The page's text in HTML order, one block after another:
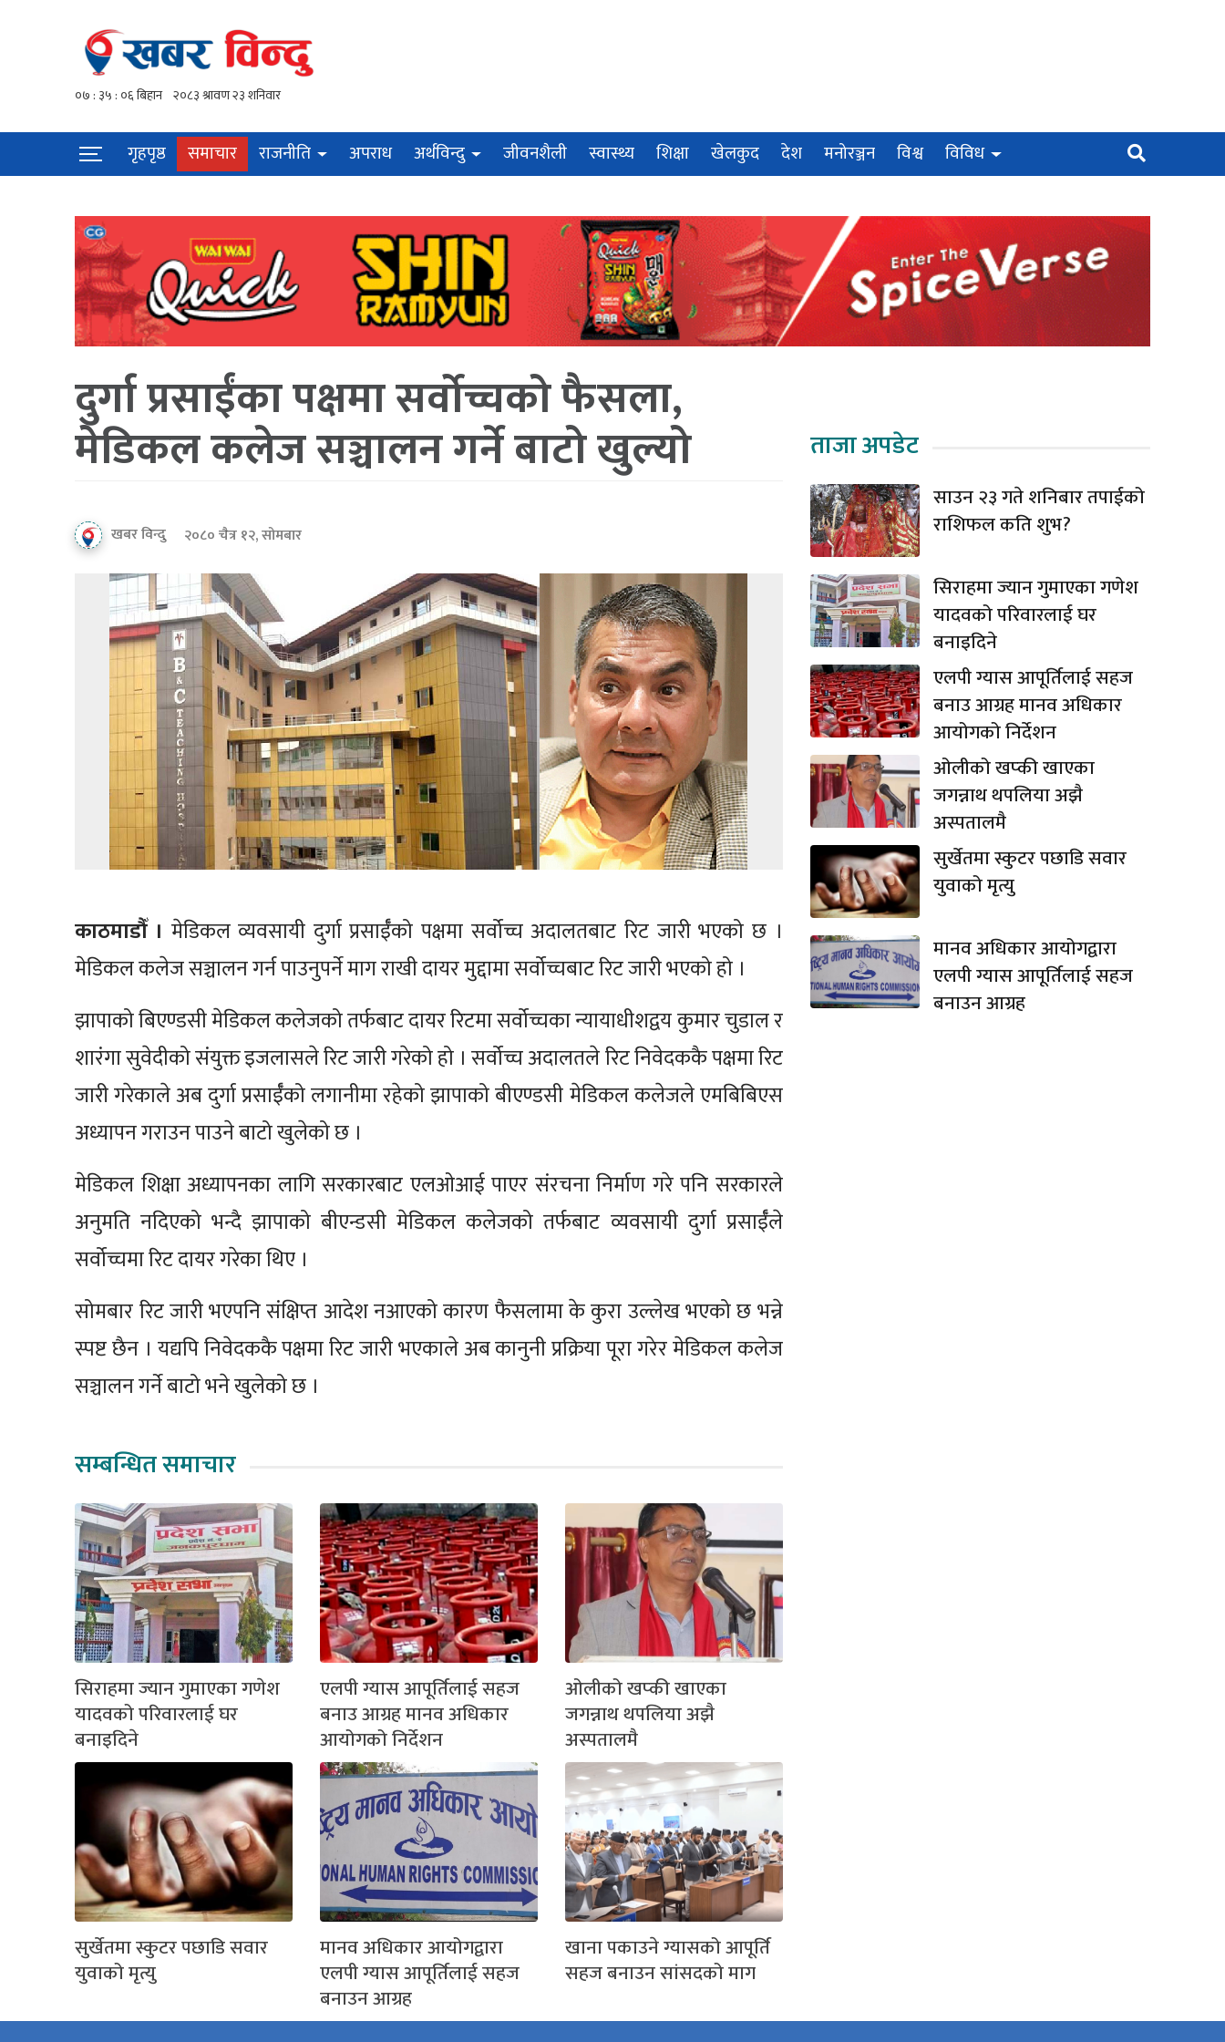
गृहपृष्ठ समाचार राजनीति अपराध अर्थविन्दु जीवनशैली स्वास्थ्य शिक्षा खेलकुद देश मनोरञ्जन विश्व विविध
दुर्गा प्रसाईंका पक्षमा सर्वोच्चको फैसला,
मेडिकल कलेज सञ्चालन गर्ने बाटो खुल्यो
खबर विन्दु २०८० चैत्र १२, सोमबार
काठमाडौँ । मेडिकल व्यवसायी दुर्गा प्रसाईँको पक्षमा सर्वोच्च अदालतबाट रिट जारी भएको छ ।
मेडिकल कलेज सञ्चालन गर्न पाउनुपर्ने माग राखी दायर मुद्दामा सर्वोच्चबाट रिट जारी भएको हो ।
झापाको बिएण्डसी मेडिकल कलेजको तर्फबाट दायर रिटमा सर्वोच्चका न्यायाधीशद्वय कुमार चुडाल र
शारंगा सुवेदीको संयुक्त इजलासले रिट जारी गरेको हो । सर्वोच्च अदालतले रिट निवेदककै पक्षमा रिट
जारी गरेकाले अब दुर्गा प्रसाईँको लगानीमा रहेको झापाको बीएण्डसी मेडिकल कलेजले एमबिबिएस
अध्यापन गराउन पाउने बाटो खुलेको छ ।
मेडिकल शिक्षा अध्यापनका लागि सरकारबाट एलओआई पाएर संरचना निर्माण गरे पनि सरकारले
अनुमति नदिएको भन्दै झापाको बीएन्डसी मेडिकल कलेजको तर्फबाट व्यवसायी दुर्गा प्रसाईँले
सर्वोच्चमा रिट दायर गरेका थिए ।
सोमबार रिट जारी भएपनि संक्षिप्त आदेश नआएको कारण फैसलामा के कुरा उल्लेख भएको छ भन्ने
स्पष्ट छैन । यद्यपि निवेदककै पक्षमा रिट जारी भएकाले अब कानुनी प्रक्रिया पूरा गरेर मेडिकल कलेज
सञ्चालन गर्ने बाटो भने खुलेको छ ।
सम्बन्धित समाचार
सिराहमा ज्यान गुमाएका गणेश
यादवको परिवारलाई घर
बनाइदिने
एलपी ग्यास आपूर्तिलाई सहज
बनाउ आग्रह मानव अधिकार
आयोगको निर्देशन
ओलीको खप्की खाएका
जगन्नाथ थपलिया अझै
अस्पतालमै
सुर्खेतमा स्कुटर पछाडि सवार
युवाको मृत्यु
मानव अधिकार आयोगद्वारा
एलपी ग्यास आपूर्तिलाई सहज
बनाउन आग्रह
खाना पकाउने ग्यासको आपूर्ति
सहज बनाउन सांसदको माग
ताजा अपडेट
साउन २३ गते शनिबार तपाईको
राशिफल कति शुभ?
सिराहमा ज्यान गुमाएका गणेश
यादवको परिवारलाई घर
बनाइदिने
एलपी ग्यास आपूर्तिलाई सहज
बनाउ आग्रह मानव अधिकार
आयोगको निर्देशन
ओलीको खप्की खाएका
जगन्नाथ थपलिया अझै
अस्पतालमै
सुर्खेतमा स्कुटर पछाडि सवार
युवाको मृत्यु
मानव अधिकार आयोगद्वारा
एलपी ग्यास आपूर्तिलाई सहज
बनाउन आग्रह